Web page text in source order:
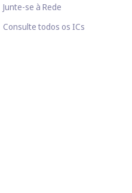
Junte-se à Rede
Consulte todos os ICs